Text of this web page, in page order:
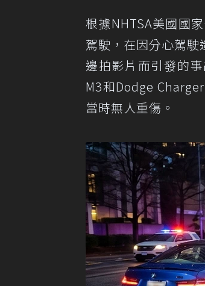
根據NHTSA美國國
駕駛，在因分心駕
邊拍影片而引發的
M3和Dodge
當時無人重傷。